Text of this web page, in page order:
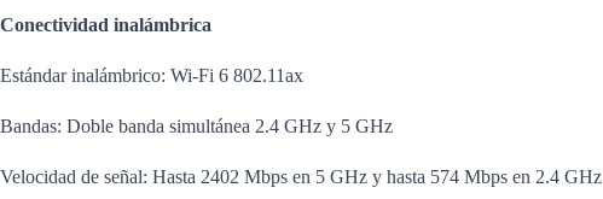
Conectividad inalámbrica
Estándar inalámbrico: Wi-Fi 6 802.11ax
Bandas: Doble banda simultánea 2.4 GHz y 5 GHz
Velocidad de señal: Hasta 2402 Mbps en 5 GHz y hasta 574 Mbps en 2.4 GHz